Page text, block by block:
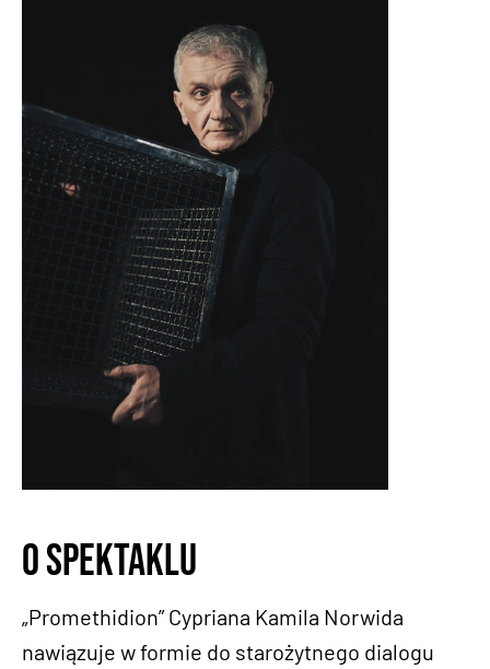
O spektaklu
„Promethidion” Cypriana Kamila Norwida
nawiązuje w formie do starożytnego dialogu